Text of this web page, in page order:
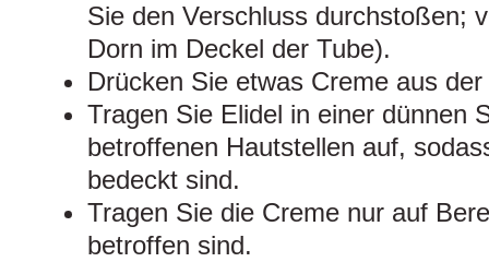
Sie den Verschluss durchstoßen;
Dorn im Deckel der Tube).
Drücken Sie etwas Creme aus
Tragen Sie Elidel in einer dünnen
betroffenen Hautstellen auf,
bedeckt sind.
Tragen Sie die Creme nur auf
betroffen sind.